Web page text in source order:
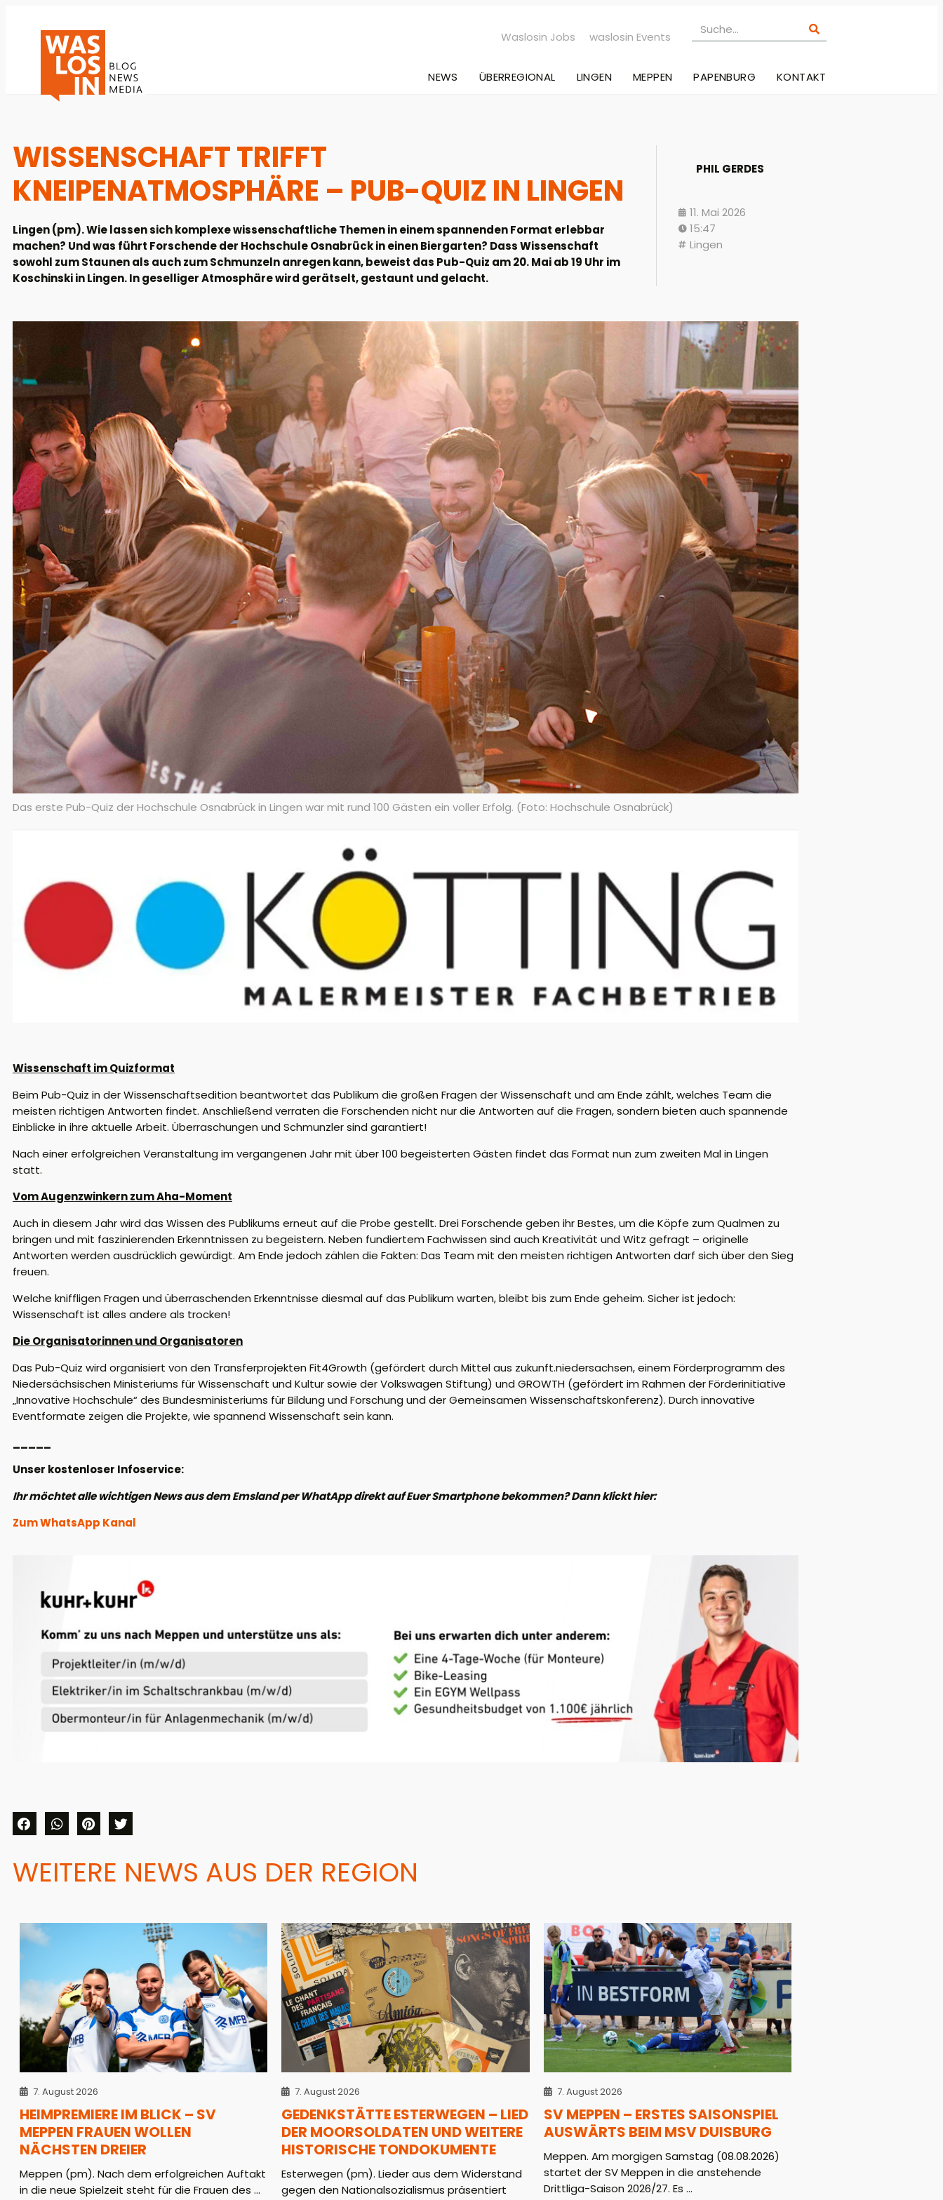
Waslosin Jobs waslosin Events
NEWS ÜBERREGIONAL LINGEN MEPPEN PAPENBURG KONTAKT
WISSENSCHAFT TRIFFT
KNEIPENATMOSPHÄRE – PUB-QUIZ IN LINGEN
Lingen (pm). Wie lassen sich komplexe wissenschaftliche Themen in einem spannenden Format erlebbar
machen? Und was führt Forschende der Hochschule Osnabrück in einen Biergarten? Dass Wissenschaft
sowohl zum Staunen als auch zum Schmunzeln anregen kann, beweist das Pub-Quiz am 20. Mai ab 19 Uhr im
Koschinski in Lingen. In geselliger Atmosphäre wird gerätselt, gestaunt und gelacht.
PHIL GERDES
11. Mai 2026
15:47
Lingen
Das erste Pub-Quiz der Hochschule Osnabrück in Lingen war mit rund 100 Gästen ein voller Erfolg. (Foto: Hochschule Osnabrück)
Wissenschaft im Quizformat
Beim Pub-Quiz in der Wissenschaftsedition beantwortet das Publikum die großen Fragen der Wissenschaft und am Ende zählt, welches Team die
meisten richtigen Antworten findet. Anschließend verraten die Forschenden nicht nur die Antworten auf die Fragen, sondern bieten auch spannende
Einblicke in ihre aktuelle Arbeit. Überraschungen und Schmunzler sind garantiert!
Nach einer erfolgreichen Veranstaltung im vergangenen Jahr mit über 100 begeisterten Gästen findet das Format nun zum zweiten Mal in Lingen
statt.
Vom Augenzwinkern zum Aha-Moment
Auch in diesem Jahr wird das Wissen des Publikums erneut auf die Probe gestellt. Drei Forschende geben ihr Bestes, um die Köpfe zum Qualmen zu
bringen und mit faszinierenden Erkenntnissen zu begeistern. Neben fundiertem Fachwissen sind auch Kreativität und Witz gefragt – originelle
Antworten werden ausdrücklich gewürdigt. Am Ende jedoch zählen die Fakten: Das Team mit den meisten richtigen Antworten darf sich über den Sieg
freuen.
Welche kniffligen Fragen und überraschenden Erkenntnisse diesmal auf das Publikum warten, bleibt bis zum Ende geheim. Sicher ist jedoch:
Wissenschaft ist alles andere als trocken!
Die Organisatorinnen und Organisatoren
Das Pub-Quiz wird organisiert von den Transferprojekten Fit4Growth (gefördert durch Mittel aus zukunft.niedersachsen, einem Förderprogramm des
Niedersächsischen Ministeriums für Wissenschaft und Kultur sowie der Volkswagen Stiftung) und GROWTH (gefördert im Rahmen der Förderinitiative
„Innovative Hochschule“ des Bundesministeriums für Bildung und Forschung und der Gemeinsamen Wissenschaftskonferenz). Durch innovative
Eventformate zeigen die Projekte, wie spannend Wissenschaft sein kann.
Unser kostenloser Infoservice:
Ihr möchtet alle wichtigen News aus dem Emsland per WhatApp direkt auf Euer Smartphone bekommen? Dann klickt hier:
Zum WhatsApp Kanal
WEITERE NEWS AUS DER REGION
7. August 2026
HEIMPREMIERE IM BLICK – SV
MEPPEN FRAUEN WOLLEN
NÄCHSTEN DREIER
Meppen (pm). Nach dem erfolgreichen Auftakt
in die neue Spielzeit steht für die Frauen des ...
7. August 2026
GEDENKSTÄTTE ESTERWEGEN – LIED
DER MOORSOLDATEN UND WEITERE
HISTORISCHE TONDOKUMENTE
Esterwegen (pm). Lieder aus dem Widerstand
gegen den Nationalsozialismus präsentiert
7. August 2026
SV MEPPEN – ERSTES SAISONSPIEL
AUSWÄRTS BEIM MSV DUISBURG
Meppen. Am morgigen Samstag (08.08.2026)
startet der SV Meppen in die anstehende
Drittliga-Saison 2026/27. Es ...